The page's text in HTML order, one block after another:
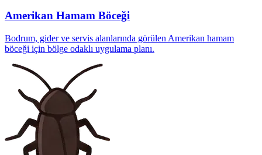
Amerikan Hamam Böceği
Bodrum, gider ve servis alanlarında görülen Amerikan hamam
böceği için bölge odaklı uygulama planı.